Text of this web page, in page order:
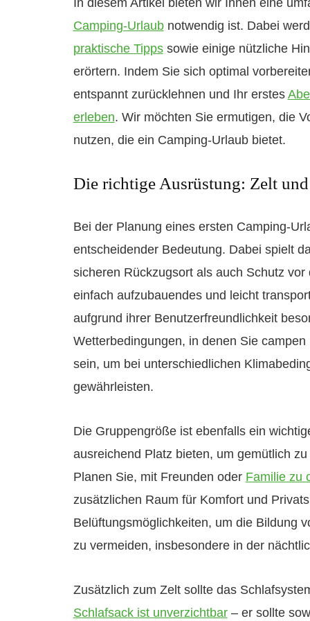
In diesem Artikel bieten wir Ihnen eine
Camping-Urlaubnotwendig ist. Dabei
praktische Tippssowie einige nützliche
erörtern. Indem Sie sich optimal
entspannt zurücklehnen und Ihr erstes
erleben. Wir möchten Sie ermutigen, die
nutzen, die ein Camping-Urlaub bietet.
Die richtige Ausrüstung: Zelt
Bei der Planung eines ersten Camping-
entscheidender Bedeutung. Dabei spielt
sicheren Rückzugsort als auch Schutz
einfach aufzubauendes und leicht
aufgrund ihrer Benutzerfreundlichkeit
Wetterbedingungen, in denen Sie
sein, um bei unterschiedlichen
gewährleisten.
Die Gruppengröße ist ebenfalls ein
ausreichend Platz bieten, um gemütlich
Planen Sie, mit Freunden oder Familie zu
zusätzlichen Raum für Komfort und
Belüftungsmöglichkeiten, um die Bildung
zu vermeiden, insbesondere in der
Zusätzlich zum Zelt sollte das
Schlafsack ist unverzichtbar– er sollte